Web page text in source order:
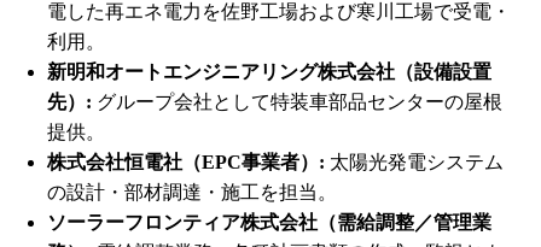
電した再エネ電力を佐野工場および寒川工場で受電・
利用。
新明和オートエンジニアリング株式会社（設備設置
先）: グループ会社として特装車部品センターの屋根
提供。
株式会社恒電社（EPC事業者）: 太陽光発電システム
の設計・部材調達・施工を担当。
ソーラーフロンティア株式会社（需給調整／管理業